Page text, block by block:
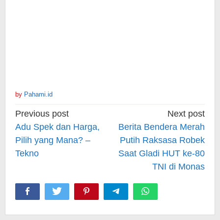
by Pahami.id
Post
navigation
Previous post
Adu Spek dan Harga,
Pilih yang Mana? –
Tekno
Next post
Berita Bendera Merah
Putih Raksasa Robek
Saat Gladi HUT ke-80
TNI di Monas